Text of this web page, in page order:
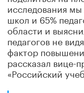
исследования
школ и 65%
области и
педагогов не
фактор
рассказал вице-
«Российский